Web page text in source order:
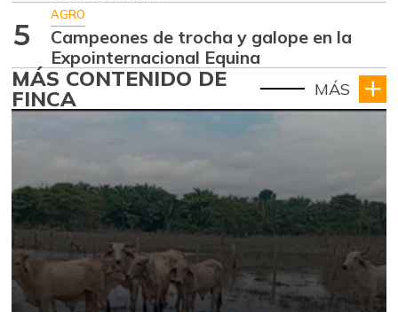
5
AGRO
Campeones de trocha y galope en la
Expointernacional Equina
MÁS CONTENIDO DE
FINCA MÁS